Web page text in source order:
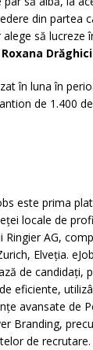
din partea
să lucreze
Roxana
în luna în
de 1.400
este prima
locale de
Ringier AG,
Elveția.
de candidați,
eficiente,
avansate de
Branding,
de recrutare.